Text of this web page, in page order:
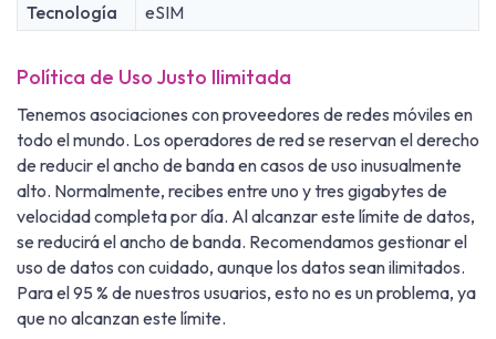
Tecnología eSIM
Política de Uso Justo Ilimitada
Tenemos asociaciones con proveedores de redes móviles en
todo el mundo. Los operadores de red se reservan el derecho
de reducir el ancho de banda en casos de uso inusualmente
alto. Normalmente, recibes entre uno y tres gigabytes de
velocidad completa por día. Al alcanzar este límite de datos,
se reducirá el ancho de banda. Recomendamos gestionar el
uso de datos con cuidado, aunque los datos sean ilimitados.
Para el 95 % de nuestros usuarios, esto no es un problema, ya
que no alcanzan este límite.